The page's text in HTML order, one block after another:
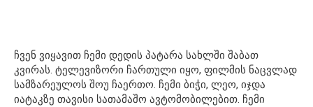
ჩვენ ვიყავით ჩემი დედის პატარა სახლში შაბათ
კვირას. ტელევიზორი ჩართული იყო, ფილმის ნაცვლად
სამზარეულოს შოუ ჩაერთო. ჩემი ბიჭი, ლეო, იჯდა
იატაკზე თავისი სათამაშო ავტომობილებით. ჩემი